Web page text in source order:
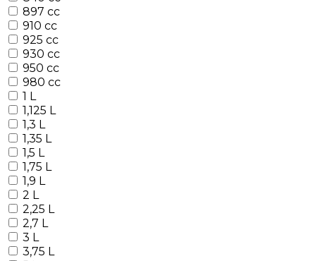
897 cc
910 cc
925 cc
930 cc
950 cc
980 cc
1 L
1,125 L
1,3 L
1,35 L
1,5 L
1,75 L
1,9 L
2 L
2,25 L
2,7 L
3 L
3,75 L